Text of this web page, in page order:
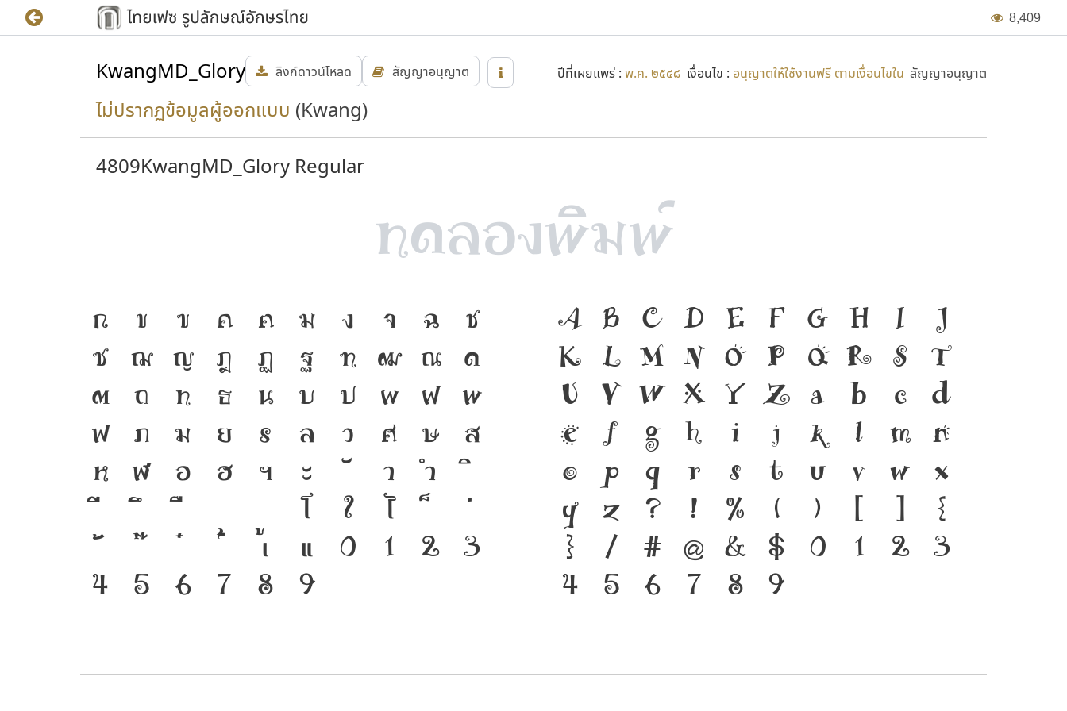
8,409
KwangMD_Glory ลิงก์ดาวน์โหลด สัญญาอนุญาต ปีที่เผยแพร่ : พ.ศ. ๒๕๔๘ เงื่อนไข : อนุญาตให้ใช้งานฟรี ตามเงื่อนไขใน สัญญาอนุญาต
ไม่ปรากฏข้อมูลผู้ออกแบบ (Kwang)
4809KwangMD_Glory Regular
ก ข ฃ ค ฅ ฆ ง จ ฉ ช
ซ ฌ ญ ฎ ฏ ฐ ฑ ฒ ณ ด
ต ถ ท ธ น บ ป ผ ฝ พ
ฟ ภ ม ย ร ล ว ศ ษ ส
ห ฬ อ ฮ ฯ ะ า
ำ
โ
ใ
ไ
เ
แ ๐ ๑ ๒ ๓
๔ ๕ ๖ ๗ ๘ ๙
A B C D E F G H I
J
K L M N O P Q R S T
U V W X Y Z a b c d
e f g h i j k l m n
o p q r s t u v w x
y z ? ! % ( ) [ ]
{
}
/ # @ & $ 0 1 2 3
4 5 6 7 8 9
ภาษา คือ เครื่องมือสำคัญที่ทำให้ความ
เป็นชาติดำรงอยู่ได้ ภาษา คือ สะพาน
เชื่อมตัวตนของชนชาติ จากอดีตสู่ปัจจุบัน
ตัวพิมพ์ คือ เครื่องมือสำคัญที่ทำให้
ภาษาดำรงอยู่ได้ แบบตัวพิมพ์ที่พัฒนา
ทันกระแสการเปลี่ยนแปลง คือ โครงสร้าง
แกร่งของสะพานที่เชื่อมตัวตนของชาติ
จากปัจจุบันสู่อนาคต